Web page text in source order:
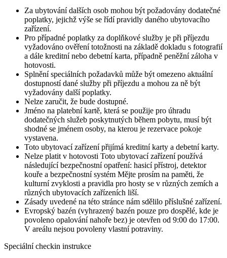
Za ubytování dalších osob mohou být požadovány dodatečné
poplatky, jejichž výše se řídí pravidly daného ubytovacího
zařízení.
Pro případné poplatky za doplňkové služby je při příjezdu
vyžadováno ověření totožnosti na základě dokladu s fotografií
a dále kreditní nebo debetní karta, případně peněžní záloha v
hotovosti.
Splnění speciálních požadavků může být omezeno aktuální
dostupností dané služby při příjezdu a mohou za ně být
vyžadovány další poplatky.
Nelze zaručit, že bude dostupné.
Jméno na platební kartě, která se použije pro úhradu
dodatečných služeb poskytnutých během pobytu, musí být
shodné se jménem osoby, na kterou je rezervace pokoje
vystavena.
Toto ubytovací zařízení přijímá kreditní karty a debetní karty.
Nelze platit v hotovosti Toto ubytovací zařízení používá
následující bezpečnostní opatření: hasicí přístroj, detektor
kouře a bezpečnostní systém Mějte prosím na paměti, že
kulturní zvyklosti a pravidla pro hosty se v různých zemích a
různých ubytovacích zařízeních liší.
Zásady uvedené na této stránce nám sdělilo příslušné zařízení.
Evropský bazén (vyhrazený bazén pouze pro dospělé, kde je
povoleno opalování nahoře bez) je otevřen od 9:00 do 17:00.
V areálu nejsou povoleny vlastní potraviny.
Speciální checkin instrukce